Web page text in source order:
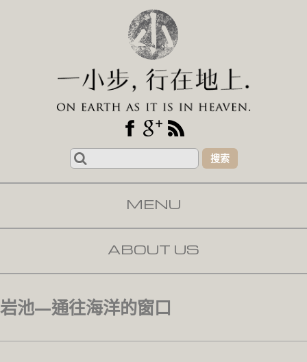
Search
for:
MENU
SKIP TO CONTENT
ABOUT US
岩池—通往海洋的窗口